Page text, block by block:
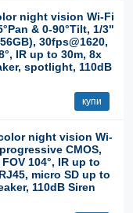
night vision Wi-Fi
& 0-90°Tilt, 1/3"
30fps@1620,
IR up to 30m, 8x
spotlight, 110dB
купи
night vision Wi-
CMOS,
104°, IR up to
micro SD up to
110dB Siren